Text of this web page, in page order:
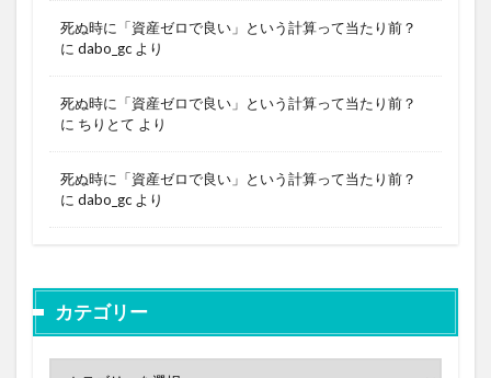
死ぬ時に「資産ゼロで良い」という計算って当たり前？
に dabo_gc より
死ぬ時に「資産ゼロで良い」という計算って当たり前？
に ちりとて より
死ぬ時に「資産ゼロで良い」という計算って当たり前？
に dabo_gc より
カテゴリー